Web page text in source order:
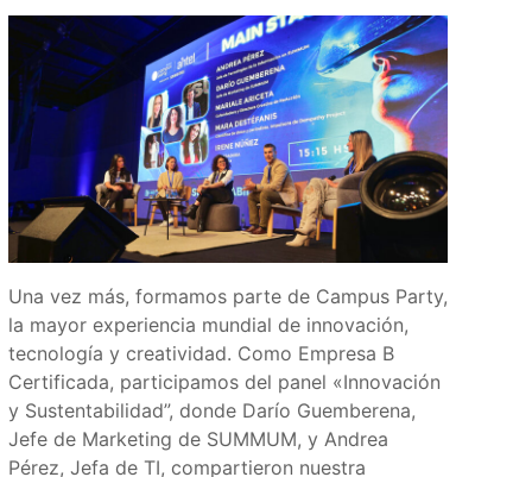
Una vez más, formamos parte de Campus Party,
la mayor experiencia mundial de innovación,
tecnología y creatividad. Como Empresa B
Certificada, participamos del panel «Innovación
y Sustentabilidad”, donde Darío Guemberena,
Jefe de Marketing de SUMMUM, y Andrea
Pérez, Jefa de TI, compartieron nuestra